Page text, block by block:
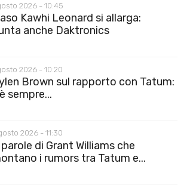
2026 - 10:45
Kawhi Leonard si allarga:
anche Daktronics
2026 - 10:20
Brown sul rapporto con Tatum:
sempre...
2026 - 11:30
di Grant Williams che
i rumors tra Tatum e...